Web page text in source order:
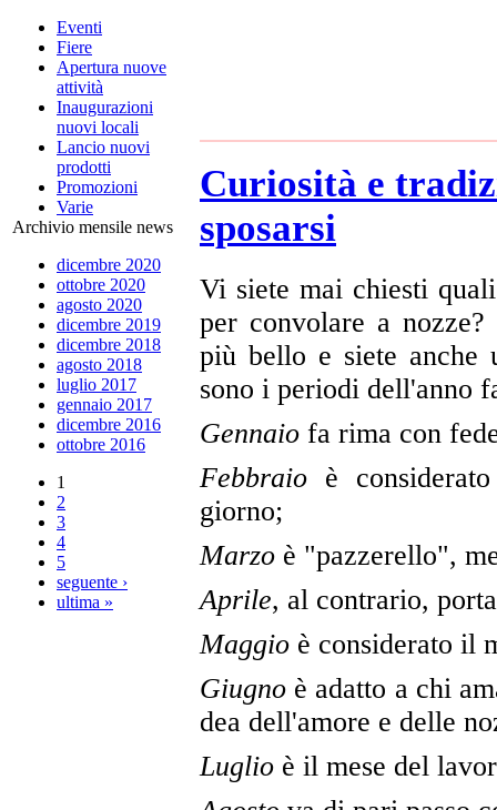
Eventi
Fiere
Apertura nuove
attività
Inaugurazioni
nuovi locali
Lancio nuovi
prodotti
Promozioni
Varie
Archivio mensile news
dicembre 2020
ottobre 2020
agosto 2020
dicembre 2019
dicembre 2018
agosto 2018
luglio 2017
gennaio 2017
dicembre 2016
ottobre 2016
1
2
3
4
5
seguente ›
ultima »
Curiosità e
sposarsi
Vi siete mai chiesti
per convolare a
più bello e siete anche
sono i periodi dell'anno
Gennaio fa rima con
Febbraio è
giorno;
Marzo è "pazzerello",
Aprile, al contrario,
Maggio è considerato il
Giugno è adatto a chi
dea dell'amore e delle
Luglio è il mese del